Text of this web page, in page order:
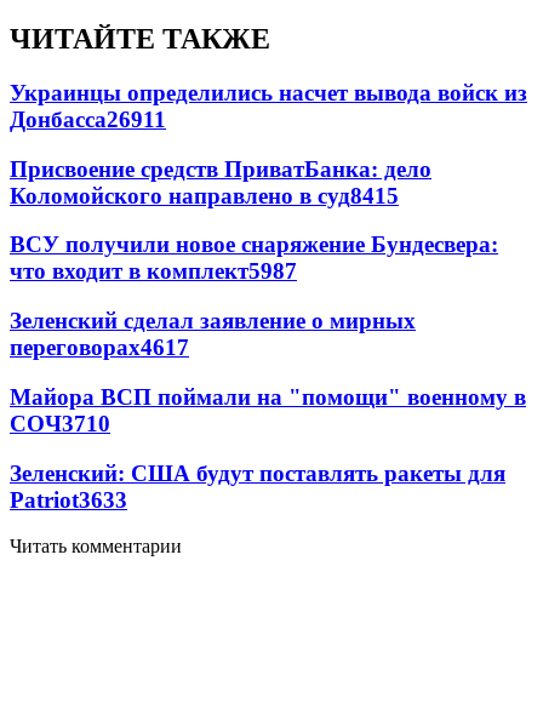
ЧИТАЙТЕ ТАКЖЕ
Украинцы определились насчет вывода войск из
Донбасса26911
Присвоение средств ПриватБанка: дело
Коломойского направлено в суд8415
ВСУ получили новое снаряжение Бундесвера:
что входит в комплект5987
Зеленский сделал заявление о мирных
переговорах4617
Майора ВСП поймали на "помощи" военному в
СОЧ3710
Зеленский: США будут поставлять ракеты для
Patriot3633
Читать комментарии